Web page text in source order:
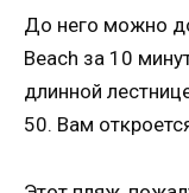
До него можно
Beach за 10
длинной
50. Вам